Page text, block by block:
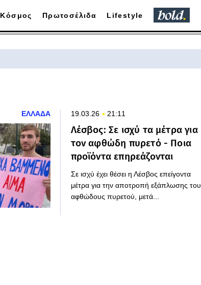
Κόσμος Πρωτοσέλιδα Lifestyle
ΕΛΛΑΔΑ 19.03.26 21:11
Λέσβος: Σε ισχύ τα μέτρα για
τον αφθώδη πυρετό - Ποια
προϊόντα επηρεάζονται
Σε ισχύ έχει θέσει η Λέσβος επείγοντα
μέτρα για την αποτροπή εξάπλωσης του
αφθώδους πυρετού, μετά...